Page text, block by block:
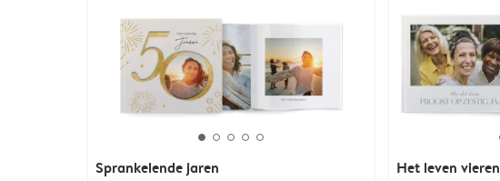
Sprankelende jaren Het leven vieren